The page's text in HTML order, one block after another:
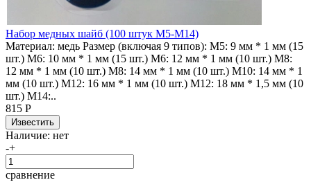
Набор медных шайб (100 штук М5-М14)
Материал: медь Размер (включая 9 типов): M5: 9 мм * 1 мм (15
шт.) M6: 10 мм * 1 мм (15 шт.) M6: 12 мм * 1 мм (10 шт.) M8:
12 мм * 1 мм (10 шт.) M8: 14 мм * 1 мм (10 шт.) M10: 14 мм * 1
мм (10 шт.) M12: 16 мм * 1 мм (10 шт.) M12: 18 мм * 1,5 мм (10
шт.) M14:..
815 Р
Наличие: нет
-+
сравнение